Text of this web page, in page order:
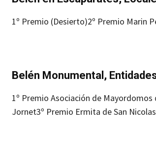
1º Premio (Desierto)2º Premio Marin
Belén Monumental,
1º Premio Asociación de Mayordomos
Jornet3º Premio Ermita de San Nicolas